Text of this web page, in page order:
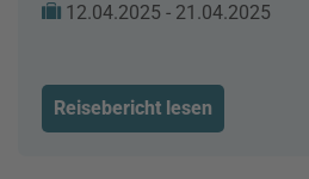
12.04.2025 - 21.04.2025
Reisebericht lesen